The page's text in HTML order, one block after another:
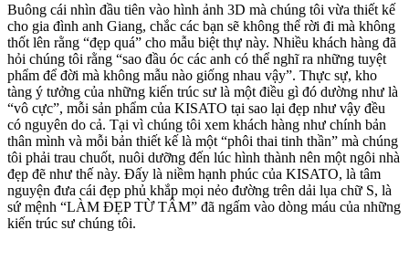
Buông cái nhìn đầu tiên vào hình ảnh 3D mà chúng tôi vừa thiết kế
cho gia đình anh Giang, chắc các bạn sẽ không thể rời đi mà không
thốt lên rằng “đẹp quá” cho mẫu biệt thự này. Nhiều khách hàng đã
hỏi chúng tôi rằng “sao đầu óc các anh có thể nghĩ ra những tuyệt
phẩm để đời mà không mẫu nào giống nhau vậy”. Thực sự, kho
tàng ý tưởng của những kiến trúc sư là một điều gì đó dường như là
“vô cực”, mỗi sản phẩm của KISATO tại sao lại đẹp như vậy đều
có nguyên do cả. Tại vì chúng tôi xem khách hàng như chính bản
thân mình và mỗi bản thiết kế là một “phôi thai tinh thần” mà chúng
tôi phải trau chuốt, nuôi dưỡng đến lúc hình thành nên một ngôi nhà
đẹp đẽ như thế này. Đấy là niềm hạnh phúc của KISATO, là tâm
nguyện đưa cái đẹp phủ khắp mọi nẻo đường trên dải lụa chữ S, là
sứ mệnh “LÀM ĐẸP TỪ TÂM” đã ngấm vào dòng máu của những
kiến trúc sư chúng tôi.